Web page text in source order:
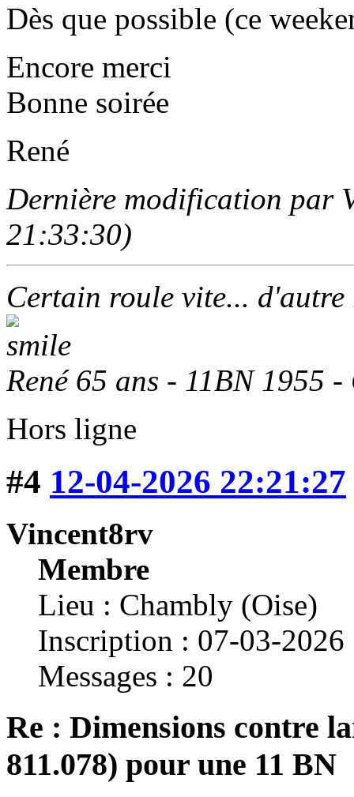
Dès que possible (ce
Encore merci
Bonne soirée
René
Dernière modification par
21:33:30)
Certain roule vite...
René 65 ans - 11BN 1955
Hors ligne
#4 12-04-2026 22:21:27
Vincent8rv
Membre
Lieu : Chambly (Oise)
Inscription : 07-03-2026
Messages : 20
Re : Dimensions contre
811.078) pour une 11 BN